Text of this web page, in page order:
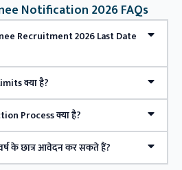
Notification 2026 FAQs
Recruitment 2026 Last Date
क्या है?
Process क्या है?
के छात्र आवेदन कर सकते हैं?